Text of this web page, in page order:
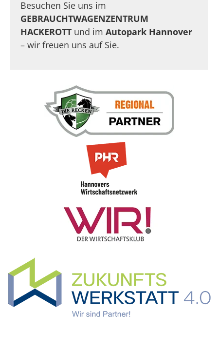
Besuchen Sie uns im
GEBRAUCHTWAGENZENTRUM
HACKEROTT und imAutopark Hannover
– wir freuen uns auf Sie.